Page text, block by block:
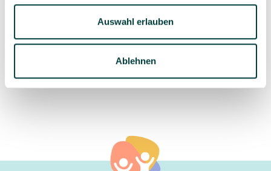
Auswahl erlauben
Ablehnen
bei Versand aus dem
eigenen Lager